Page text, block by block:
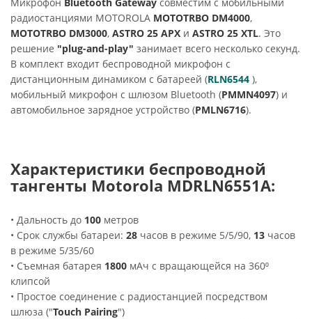
радиостанциями MOTOROLA MOTOTRBO DM4000,
MOTOTRBO DM3000, ASTRO 25 APX и ASTRO 25 XTL. Это
решение "plug-and-play" занимает всего несколько секунд.
В комплект входит беспроводной микрофон с
дистанционным динамиком с батареей (RLN6544 ),
мобильный микрофон с шлюзом Bluetooth (PMMN4097) и
автомобильное зарядное устройство (PMLN6716).
Характеристики беспроводной
тангенты Motorola MDRLN6551A:
• Дальность до 100 метров
• Срок службы батареи: 28 часов в режиме 5/5/90, 13 часов
в режиме 5/35/60
• Съемная батарея 1800 мАч с вращающейся на 360⁰
клипсой
• Простое соединение с радиостанцией посредством
шлюза ("Touch Pairing")